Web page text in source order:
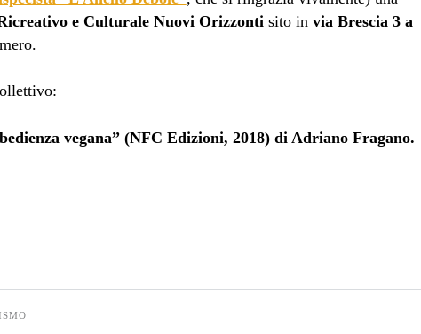
e Culturale Nuovi Orizzonti sito in via Brescia 3 a
vegana” (NFC Edizioni, 2018) di Adriano Fragano.